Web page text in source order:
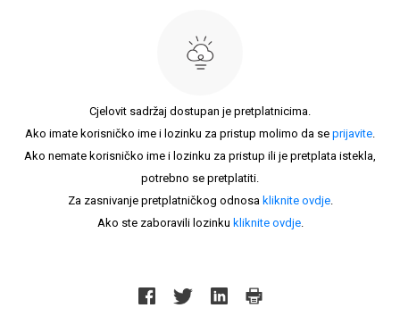
Cjelovit sadržaj dostupan je pretplatnicima.
Ako imate korisničko ime i lozinku za pristup molimo da se prijavite.
Ako nemate korisničko ime i lozinku za pristup ili je pretplata istekla,
potrebno se pretplatiti.
Za zasnivanje pretplatničkog odnosa kliknite ovdje.
Ako ste zaboravili lozinku kliknite ovdje.